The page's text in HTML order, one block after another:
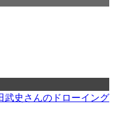
武史さんのドローイング